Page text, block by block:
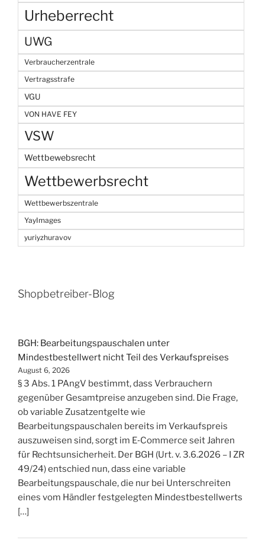
Urheberrecht
UWG
Verbraucherzentrale
Vertragsstrafe
VGU
VON HAVE FEY
VSW
Wettbewebsrecht
Wettbewerbsrecht
Wettbewerbszentrale
YayImages
yuriyzhuravov
Shopbetreiber-Blog
BGH: Bearbeitungspauschalen unter
Mindestbestellwert nicht Teil des Verkaufspreises
August 6, 2026
§ 3 Abs. 1 PAngV bestimmt, dass Verbrauchern
gegenüber Gesamtpreise anzugeben sind. Die Frage,
ob variable Zusatzentgelte wie
Bearbeitungspauschalen bereits im Verkaufspreis
auszuweisen sind, sorgt im E‑Commerce seit Jahren
für Rechtsunsicherheit. Der BGH (Urt. v. 3.6.2026 – I ZR
49/24) entschied nun, dass eine variable
Bearbeitungspauschale, die nur bei Unterschreiten
eines vom Händler festgelegten Mindestbestellwerts
[…]